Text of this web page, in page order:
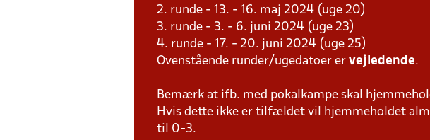
2. runde - 13. - 16. maj 2024 (uge 20)
3. runde - 3. - 6. juni 2024 (uge 23)
4. runde - 17. - 20. juni 2024 (uge 25)
Ovenstående runder/ugedatoer er vejledende.
Bemærk at ifb. med pokalkampe skal
Hvis dette ikke er tilfældet vil hjemmeholdet
til 0-3.